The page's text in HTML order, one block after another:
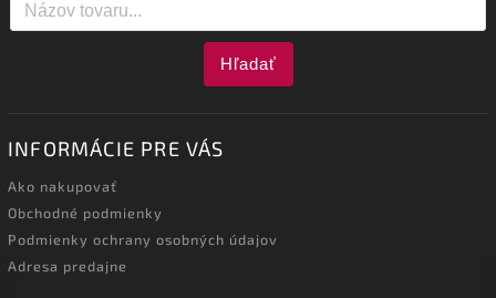
Hľadať
INFORMÁCIE PRE VÁS
Ako nakupovať
Obchodné podmienky
Podmienky ochrany osobných údajov
Adresa predajne